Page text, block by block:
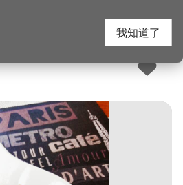
人氣：9441
我知道了